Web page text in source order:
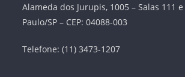
Alameda dos Jurupis, 1005 – Salas 111 e
Paulo/SP – CEP: 04088-003
Telefone: (11) 3473-1207